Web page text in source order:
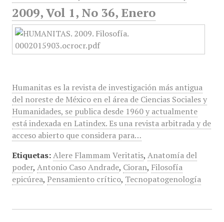
2009, Vol 1, No 36, Enero
Humanitas es la revista de investigación más antigua
del noreste de México en el área de Ciencias Sociales y
Humanidades, se publica desde 1960 y actualmente
está indexada en Latindex. Es una revista arbitrada y de
acceso abierto que considera para…
Etiquetas: Alere Flammam Veritatis, Anatomía del
poder, Antonio Caso Andrade, Cioran, Filosofía
epicúrea, Pensamiento crítico, Tecnopatogenología